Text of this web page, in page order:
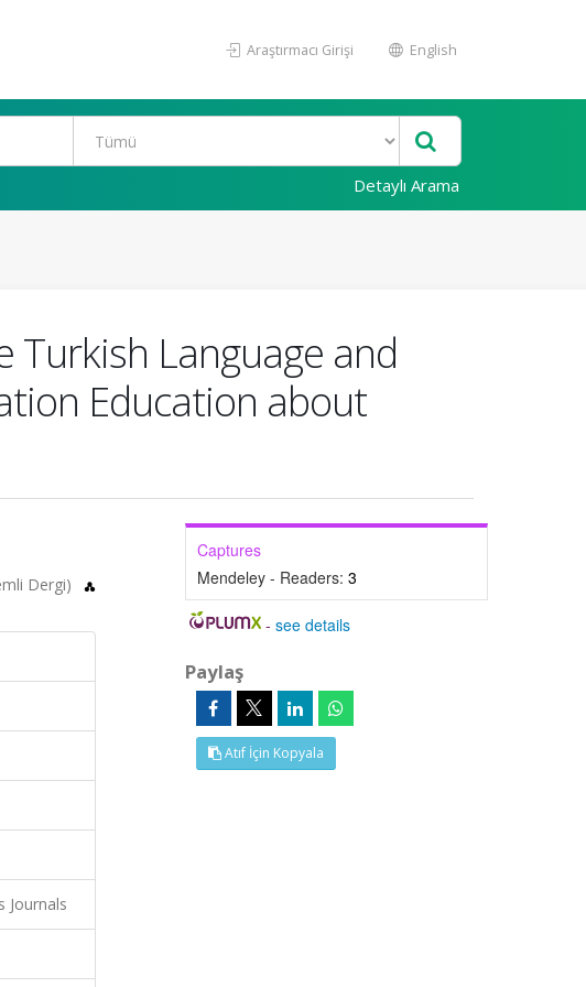
Araştırmacı Girişi English
Detaylı Arama
Language and
Education about
Dergi)
Journals
Captures
Mendeley - Readers: 3
-see details
Paylaş
Atıf İçin Kopyala